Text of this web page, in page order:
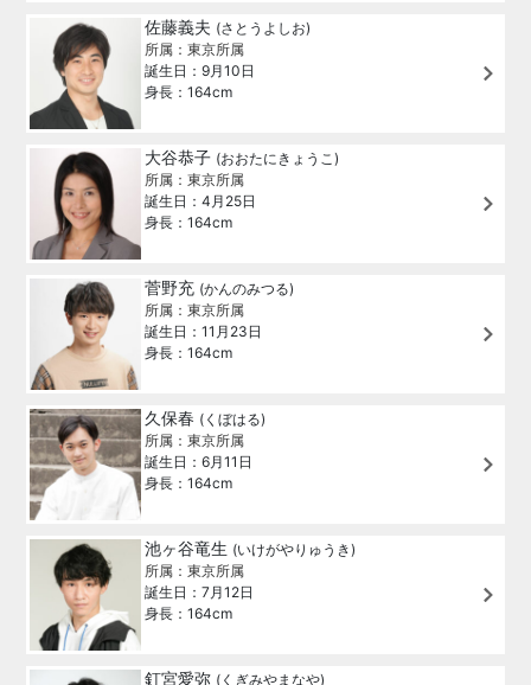
佐藤義夫 (さとうよしお)
所属：東京所属
誕生日：9月10日
身長：164cm
大谷恭子 (おおたにきょうこ)
所属：東京所属
誕生日：4月25日
身長：164cm
菅野充 (かんのみつる)
所属：東京所属
誕生日：11月23日
身長：164cm
久保春 (くぼはる)
所属：東京所属
誕生日：6月11日
身長：164cm
池ヶ谷竜生 (いけがやりゅうき)
所属：東京所属
誕生日：7月12日
身長：164cm
釘宮愛弥 (くぎみやまなや)